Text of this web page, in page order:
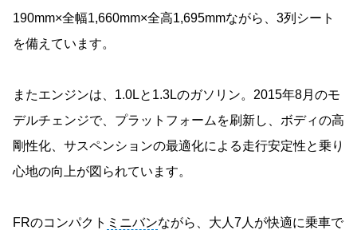
190mm×全幅1,660mm×全高1,695mmながら、3列シート
を備えています。
またエンジンは、1.0Lと1.3Lのガソリン。2015年8月のモ
デルチェンジで、プラットフォームを刷新し、ボディの高
剛性化、サスペンションの最適化による走行安定性と乗り
心地の向上が図られています。
FRのコンパクト ミニバンながら、大人7人が快適に乗車で